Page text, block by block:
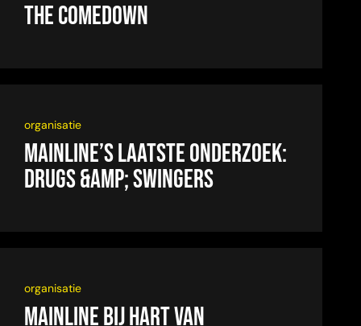
The Comedown
organisatie
Mainline’s laatste onderzoek:
drugs &amp; swingers
organisatie
Mainline bij Hart van